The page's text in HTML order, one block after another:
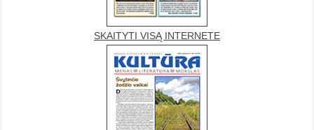
SKAITYTI VISĄ INTERNETE